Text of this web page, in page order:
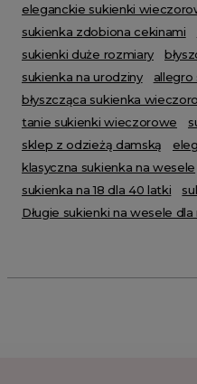
eleganckie sukienki
sukienka zdobiona cekinami
sukienki duże rozmiary
sukienka na urodziny
allegro
błyszcząca sukienka
tanie sukienki wieczorowe
sklep z odzieżą damską
klasyczna sukienka na wesele
sukienka na 18 dla 40 latki
Długie sukienki na wesele dla